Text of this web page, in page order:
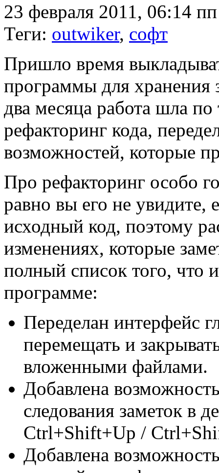
23 февраля 2011, 06:14 пп
Теги: outwiker, софт
Пришло время
программы для хранения
два месяца работа шла
рефакторинг кода,
возможностей, которые
Про рефакторинг особо
равно вы его не увидите,
исходный код, поэтому
изменениях, которые
полный список того, что
программе:
Переделан интерфейс
перемещать и
вложенными файлами.
Добавлена
следования заметок в
Ctrl+Shift+Up /
Добавлена